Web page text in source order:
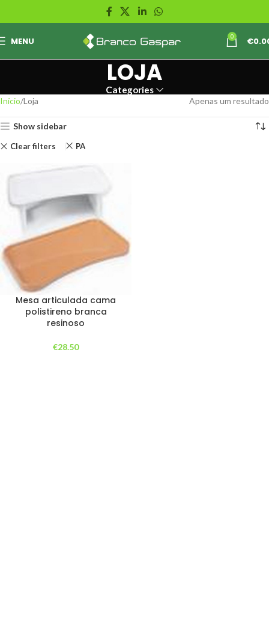
MENU 0 €
LOJA
Categories
Início Loja Apenas um resultado
Show sidebar
Clear filters PA
Mesa articulada cama
polistireno branca
resinoso
€28.50